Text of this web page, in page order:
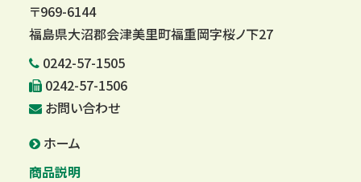
〒969-6144
福島県大沼郡会津美里町福重岡字桜ノ下27
0242-57-1505
0242-57-1506
お問い合わせ
ホーム
商品説明